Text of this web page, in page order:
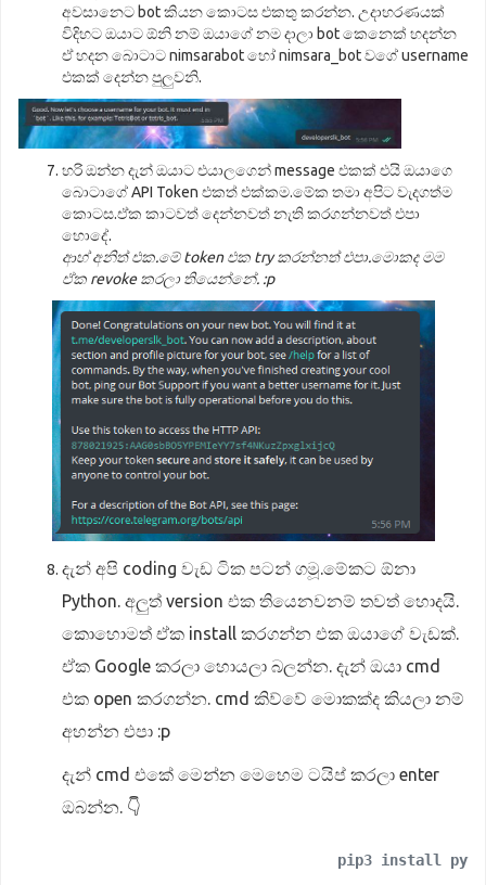
අවසානෙට bot කියන කොටස එකතු කරන්න. උදාහරණයක්
විදිහට ඔයාට ඕනි නම් ඔයාගේ නම දාලා bot කෙනෙක් හදන්න
ඒ හදන බොටාට nimsarabot හෝ nimsara_bot වගේ username
එකක් දෙන්න පුලුවනි.
හරි ඔන්න දැන් ඔයාට එයාලගෙන් message එකක් එයි ඔයාගෙ
බොටාගේ API Token එකත් එක්කම.මේක තමා අපිට වැදගත්ම
කොටස.ඒක කාටවත් දෙන්නවත් නැති කරගන්නවත් එපා
හොදේ.
ආහ් අනිත් එක.මේ token එක try කරන්නත් එපා.මොකද මම
ඒක revoke කරලා තියෙන්නේ. :p
දැන් අපි coding වැඩ ටික පටන් ගමූ.මේකට ඕනා
Python. අලුත් version එක තියෙනවනම් තවත් හොදයි.
කොහොමත් ඒක install කරගන්න එක ඔයාගේ වැඩක්.
ඒක Google කරලා හොයලා බලන්න. දැන් ඔයා cmd
එක open කරගන්න. cmd කිව්වේ මොකක්ද කියලා නම්
අහන්න එපා :p
දැන් cmd එකේ මෙන්න මෙහෙම ටයිප් කරලා enter
ඔබන්න. 👇